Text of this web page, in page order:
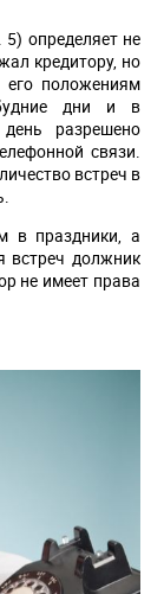
5) определяет не
кредитору, но
его положениям
дни и в
разрешено
связи.
встреч в
в праздники, а
встреч должник
не имеет права